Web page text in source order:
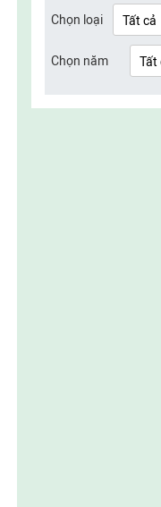
UBMTTQ Việt
UBMTTQ Việt
Chọn loại
Chọn năm